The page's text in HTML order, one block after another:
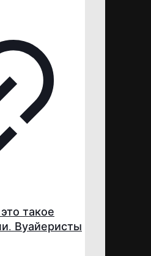
такое
Вуайеристы